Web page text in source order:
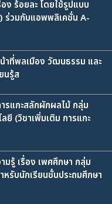
ง ร้อยละ โดยใช้รูปแบบ
ร่วมกับแอพพลิเคชั่น A-
าที่พลเมือง วัฒนธรรม และ
นรู้ส
รแกะสลักผักผลไม้ กลุ่ม
ยี (วิชาเพิ่มเติม การแกะ
รู้ เรื่อง เพศศึกษา กลุ่ม
หรับนักเรียนชั้นประถมศึกษา